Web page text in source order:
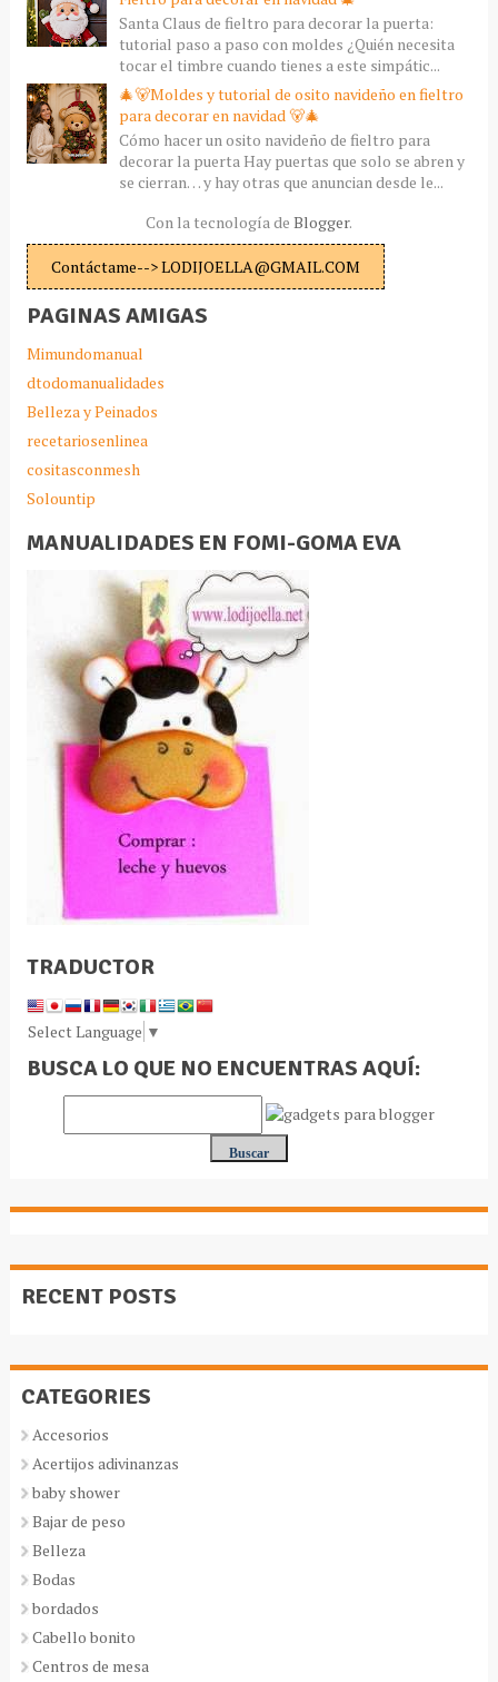
Santa Claus de fieltro para decorar la puerta:
tutorial paso a paso con moldes ¿Quién necesita
tocar el timbre cuando tienes a este simpátic...
🎄🐻Moldes y tutorial de osito navideño en fieltro
para decorar en navidad 🐻🎄
Cómo hacer un osito navideño de fieltro para
decorar la puerta Hay puertas que solo se abren y
se cierran… y hay otras que anuncian desde le...
Con la tecnología de Blogger.
Contáctame--> LODIJOELLA@GMAIL.COM
PAGINAS AMIGAS
Mimundomanual
dtodomanualidades
Belleza y Peinados
recetariosenlinea
cositasconmesh
Solountip
MANUALIDADES EN FOMI-GOMA EVA
TRADUCTOR
Select Language ▼
BUSCA LO QUE NO ENCUENTRAS AQUÍ:
RECENT POSTS
CATEGORIES
Accesorios
Acertijos adivinanzas
baby shower
Bajar de peso
Belleza
Bodas
bordados
Cabello bonito
Centros de mesa